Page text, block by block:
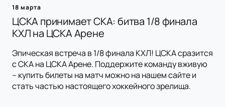
18 марта
ЦСКА принимает СКА: битва 1/8 финала
КХЛ на ЦСКА Арене
Эпическая встреча в 1/8 финала КХЛ! ЦСКА сразится
с СКА на ЦСКА Арене. Поддержите команду вживую
– купить билеты на матч можно на нашем сайте и
стать частью настоящего хоккейного зрелища.